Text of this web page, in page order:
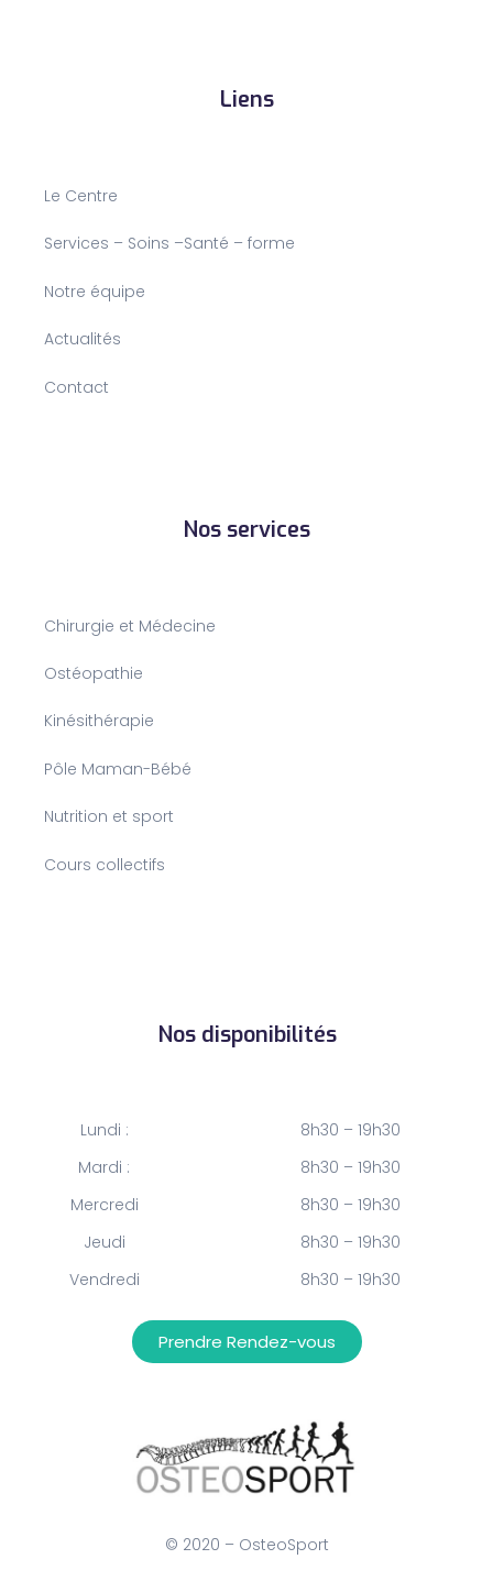
© 2020 – OsteoSport
Liens
Le Centre
Services – Soins –Santé – forme
Notre équipe
Actualités
Contact
Nos services
Chirurgie et Médecine
Ostéopathie
Kinésithérapie
Pôle Maman-Bébé
Nutrition et sport
Cours collectifs
Nos disponibilités
Lundi :
8h30 – 19h30
Mardi :
8h30 – 19h30
Mercredi
8h30 – 19h30
Jeudi
8h30 – 19h30
Vendredi
8h30 – 19h30
Prendre Rendez-vous